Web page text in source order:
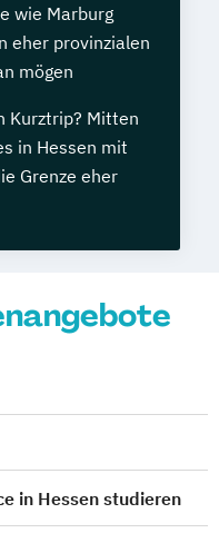
wie Marburg
eher provinzialen
mögen
Kurztrip? Mitten
in Hessen mit
Grenze eher
in Hessen studieren